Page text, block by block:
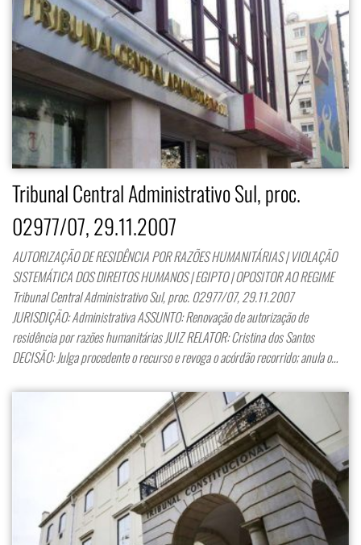
Tribunal Central Administrativo Sul, proc.
02977/07, 29.11.2007
AUTORIZAÇÃO DE RESIDÊNCIA POR RAZÕES HUMANITÁRIAS | VIOLAÇÃO
SISTEMÁTICA DOS DIREITOS HUMANOS | EGIPTO | OPOSITOR AO REGIME
Tribunal Central Administrativo Sul, proc. 02977/07, 29.11.2007
JURISDIÇÃO: Administrativa ASSUNTO: Renovação de autorização de
residência por razões humanitárias JUIZ RELATOR: Cristina dos Santos
DECISÃO: Julga procedente o recurso e revoga o acórdão recorrido; anula o…